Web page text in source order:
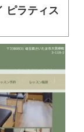
ピラティス